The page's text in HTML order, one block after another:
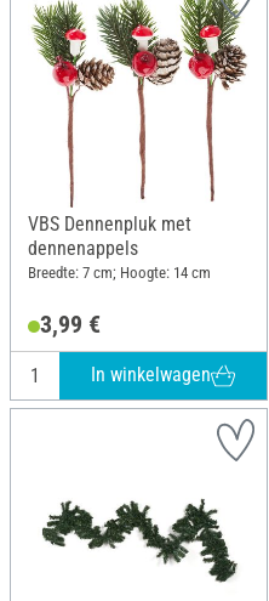
VBS Dennenpluk met
dennenappels
Breedte: 7 cm; Hoogte: 14 cm
3,99 €
In winkelwagen